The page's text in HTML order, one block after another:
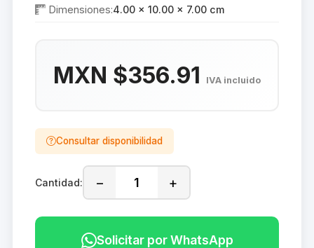
Dimensiones:4.00 × 10.00 × 7.00 cm
MXN $356.91 IVA incluido
Consultar disponibilidad
Cantidad: − +
Solicitar por WhatsApp